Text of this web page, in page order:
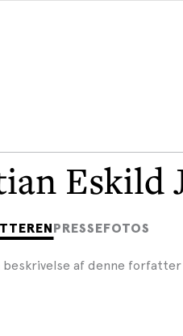
Eskild
PRESSEFOTOS
beskrivelse af denne